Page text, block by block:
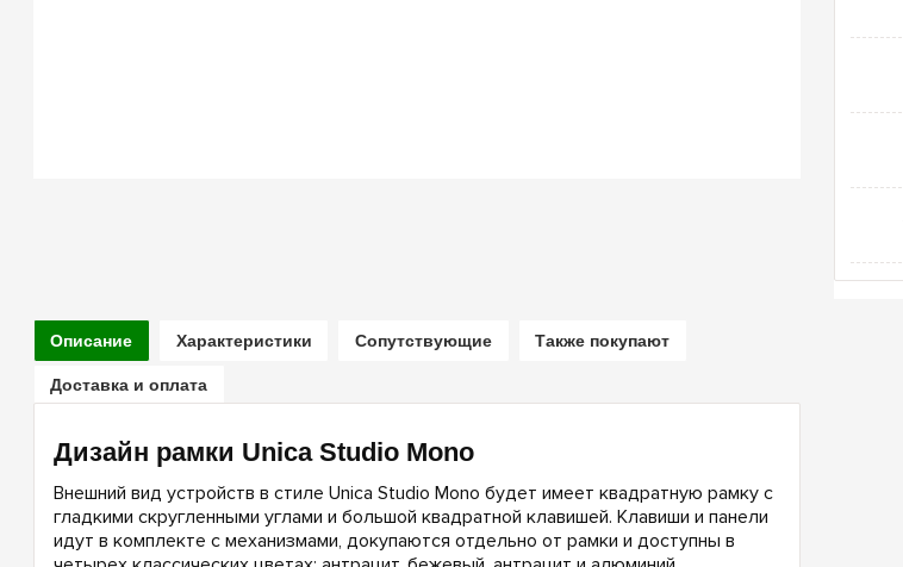
Описание Характеристики Сопутствующие Также покупают
Доставка и оплата
Дизайн рамки Unica Studio Mono
Внешний вид устройств в стиле Unica Studio Mono будет имеет квадратную рамку с
гладкими скругленными углами и большой квадратной клавишей. Клавиши и панели
идут в комплекте с механизмами, докупаются отдельно от рамки и доступны в